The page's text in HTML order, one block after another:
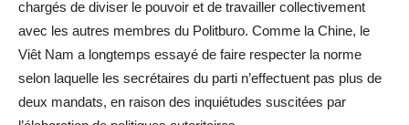
chargés de diviser le pouvoir et de travailler collectivement
avec les autres membres du Politburo. Comme la Chine, le
Viêt Nam a longtemps essayé de faire respecter la norme
selon laquelle les secrétaires du parti n’effectuent pas plus de
deux mandats, en raison des inquiétudes suscitées par